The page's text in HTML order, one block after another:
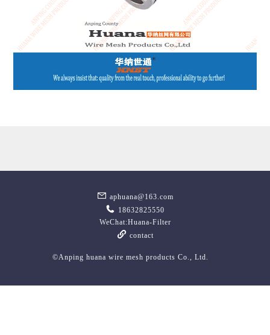
©Anping huana wire mesh products Co., Ltd.
aphuana@163.com
18632825550
WeChat:Huana-Filter
contact